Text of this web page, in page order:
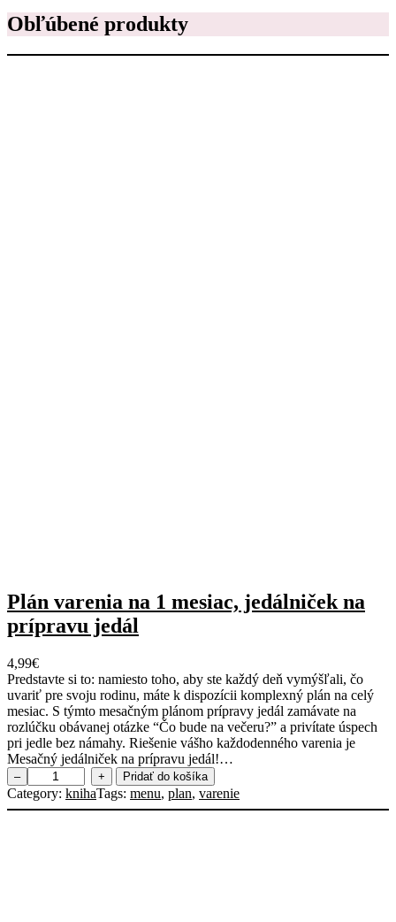
Obľúbené produkty
Plán varenia na 1 mesiac, jedálniček na
prípravu jedál
4,99€
Predstavte si to: namiesto toho, aby ste každý deň vymýšľali, čo
uvariť pre svoju rodinu, máte k dispozícii komplexný plán na celý
mesiac. S týmto mesačným plánom prípravy jedál zamávate na
rozlúčku obávanej otázke “Čo bude na večeru?” a privítate úspech
pri jedle bez námahy. Riešenie vášho každodenného varenia je
Mesačný jedálniček na prípravu jedál!…
–
m
n
o
+ Pridať do košíka
Category: knihaTags: menu, plan, varenie